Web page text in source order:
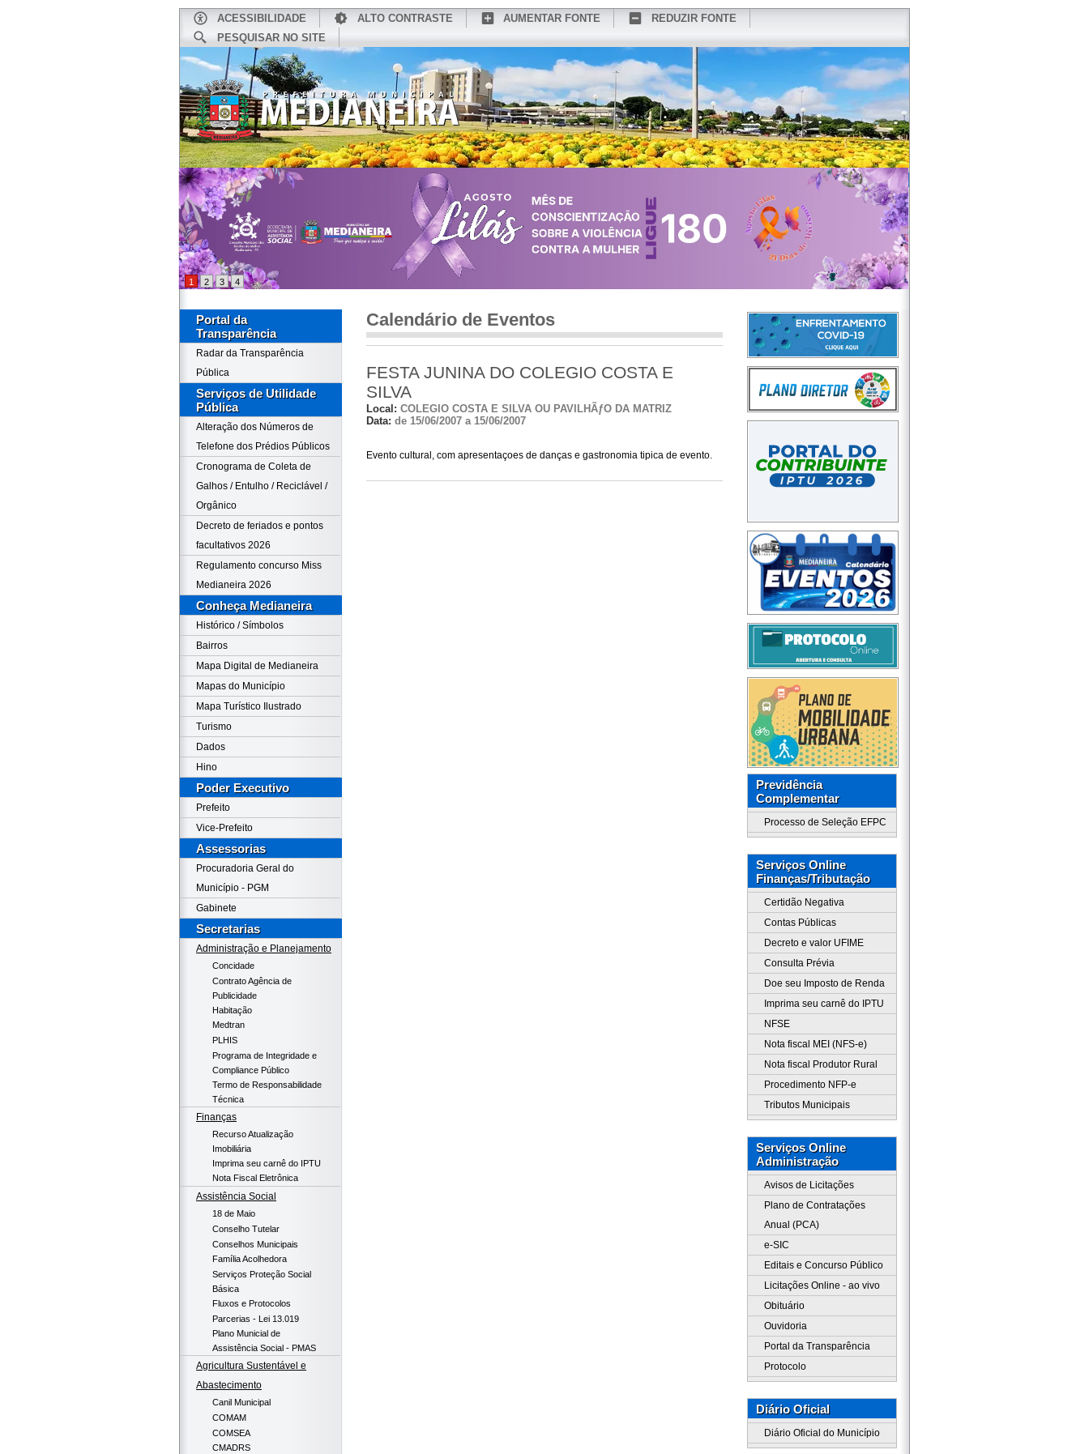
ACESSIBILIDADE ALTO CONTRASTE AUMENTAR FONTE
REDUZIR FONTE
PESQUISAR NO SITE
CONHEÇA MEDIANEIRA REDES SOCIAIS WEBMAIL
1 2 3 4
Portal da
Transparência
Radar da Transparência
Pública
Serviços de Utilidade
Pública
Alteração dos Números de
Telefone dos Prédios Públicos
Cronograma de Coleta de
Galhos / Entulho / Reciclável /
Orgânico
Decreto de feriados e pontos
facultativos 2026
Regulamento concurso Miss
Medianeira 2026
Conheça Medianeira
Histórico / Símbolos
Bairros
Mapa Digital de Medianeira
Mapas do Município
Mapa Turístico Ilustrado
Turismo
Dados
Hino
Poder Executivo
Prefeito
Vice-Prefeito
Assessorias
Procuradoria Geral do
Município - PGM
Gabinete
Secretarias
Administração e Planejamento
Concidade
Contrato Agência de
Publicidade
Habitação
Medtran
PLHIS
Programa de Integridade e
Compliance Público
Termo de Responsabilidade
Técnica
Finanças
Recurso Atualização
Imobiliária
Imprima seu carnê do IPTU
Nota Fiscal Eletrônica
Assistência Social
18 de Maio
Conselho Tutelar
Conselhos Municipais
Família Acolhedora
Serviços Proteção Social
Básica
Fluxos e Protocolos
Parcerias - Lei 13.019
Plano Municial de
Assistência Social - PMAS
Agricultura Sustentável e
Abastecimento
Canil Municipal
COMAM
COMSEA
CMADRS
Calendário de Eventos
FESTA JUNINA DO COLEGIO COSTA E
SILVA
Local: COLEGIO COSTA E SILVA OU PAVILHÃƒO DA MATRIZ
Data: de 15/06/2007 a 15/06/2007
Evento cultural, com apresentaçoes de danças e gastronomia tipica de evento.
Previdência
Complementar
Processo de Seleção EFPC
Serviços Online
Finanças/Tributação
Certidão Negativa
Contas Públicas
Decreto e valor UFIME
Consulta Prévia
Doe seu Imposto de Renda
Imprima seu carnê do IPTU
NFSE
Nota fiscal MEI (NFS-e)
Nota fiscal Produtor Rural
Procedimento NFP-e
Tributos Municipais
Serviços Online
Administração
Avisos de Licitações
Plano de Contratações
Anual (PCA)
e-SIC
Editais e Concurso Público
Licitações Online - ao vivo
Obituário
Ouvidoria
Portal da Transparência
Protocolo
Diário Oficial
Diário Oficial do Município